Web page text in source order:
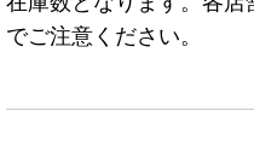
でご注意ください。